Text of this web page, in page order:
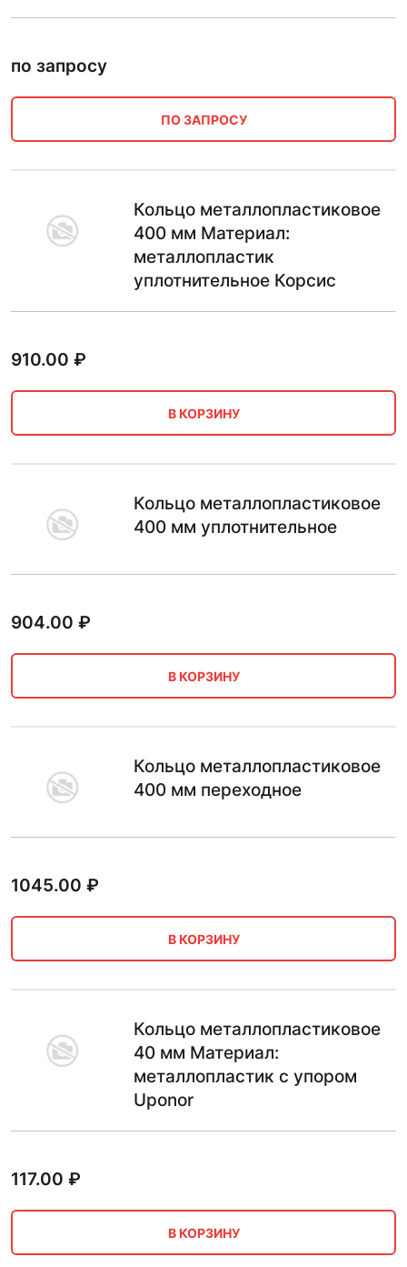
по запросу
ПО ЗАПРОСУ
Кольцо металлопластиковое
400 мм Материал:
металлопластик
уплотнительное Корсис
910.00 ₽
В КОРЗИНУ
Кольцо металлопластиковое
400 мм уплотнительное
904.00 ₽
В КОРЗИНУ
Кольцо металлопластиковое
400 мм переходное
1045.00 ₽
В КОРЗИНУ
Кольцо металлопластиковое
40 мм Материал:
металлопластик с упором
Uponor
117.00 ₽
В КОРЗИНУ